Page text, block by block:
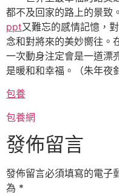
都不及回家的路上的景致
ppt又難忘的感情記憶，
念和對將來的美妙嚮往
一次動身注定會是一道漂
是暖和和幸福。
（朱年夜
包養
包養網
發佈留言
發佈留言必須填寫的電子
為 *